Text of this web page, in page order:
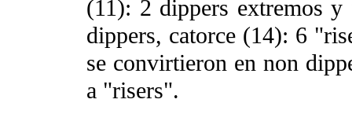
(11): 2 dippers extremos
dippers, catorce (14): 6
se convirtieron en non
a "risers".